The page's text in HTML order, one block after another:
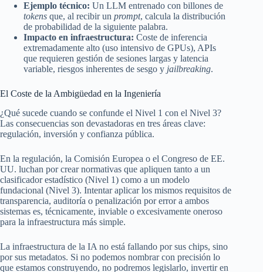
Ejemplo técnico: Un LLM entrenado con billones de
tokens que, al recibir un prompt, calcula la distribución
de probabilidad de la siguiente palabra.
Impacto en infraestructura: Coste de inferencia
extremadamente alto (uso intensivo de GPUs), APIs
que requieren gestión de sesiones largas y latencia
variable, riesgos inherentes de sesgo y jailbreaking.
El Coste de la Ambigüedad en la Ingeniería
¿Qué sucede cuando se confunde el Nivel 1 con el Nivel 3?
Las consecuencias son devastadoras en tres áreas clave:
regulación, inversión y confianza pública.
En la regulación, la Comisión Europea o el Congreso de EE.
UU. luchan por crear normativas que apliquen tanto a un
clasificador estadístico (Nivel 1) como a un modelo
fundacional (Nivel 3). Intentar aplicar los mismos requisitos de
transparencia, auditoría o penalización por error a ambos
sistemas es, técnicamente, inviable o excesivamente oneroso
para la infraestructura más simple.
La infraestructura de la IA no está fallando por sus chips, sino
por sus metadatos. Si no podemos nombrar con precisión lo
que estamos construyendo, no podremos legislarlo, invertir en